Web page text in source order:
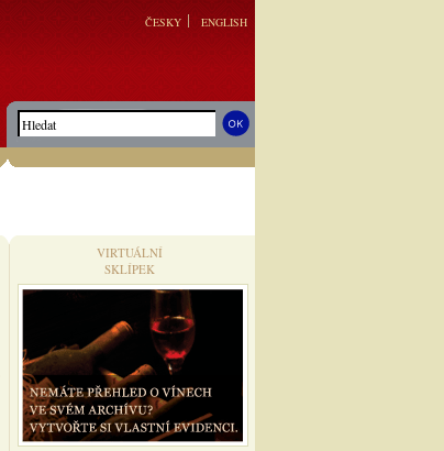
ČESKY ENGLISH
VIRTUÁLNÍ
SKLÍPEK